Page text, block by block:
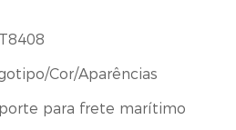
Cor/Aparências
para frete marítimo